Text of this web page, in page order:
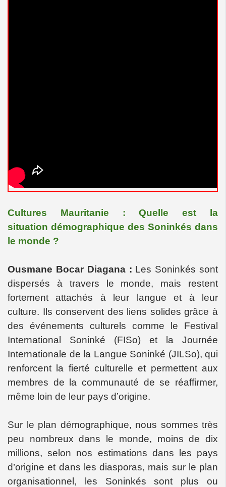
Cultures Mauritanie : Quelle est la
situation démographique des Soninkés dans
le monde ?
Ousmane Bocar Diagana : Les Soninkés sont
dispersés à travers le monde, mais restent
fortement attachés à leur langue et à leur
culture. Ils conservent des liens solides grâce à
des événements culturels comme le Festival
International Soninké (FISo) et la Journée
Internationale de la Langue Soninké (JILSo), qui
renforcent la fierté culturelle et permettent aux
membres de la communauté de se réaffirmer,
même loin de leur pays d’origine.
Sur le plan démographique, nous sommes très
peu nombreux dans le monde, moins de dix
millions, selon nos estimations dans les pays
d’origine et dans les diasporas, mais sur le plan
organisationnel, les Soninkés sont plus ou